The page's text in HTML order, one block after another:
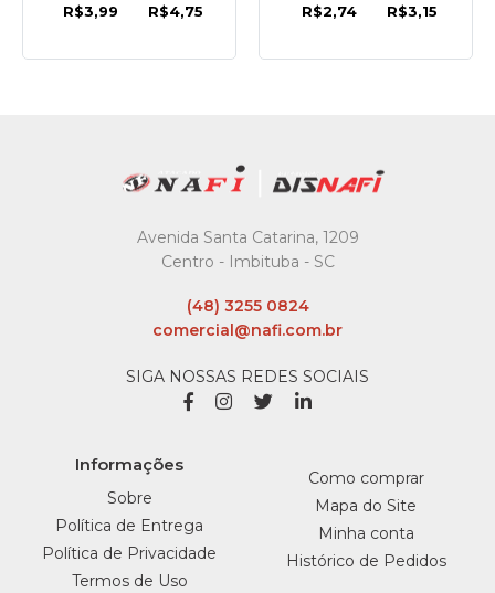
R$3,99
R$4,75
R$2,74
R$3,15
Avenida Santa Catarina, 1209
Centro - Imbituba - SC
(48) 3255 0824
comercial@nafi.com.br
SIGA NOSSAS REDES SOCIAIS
Informações
Sobre
Política de Entrega
Política de Privacidade
Termos de Uso
Como comprar
Mapa do Site
Minha conta
Histórico de Pedidos